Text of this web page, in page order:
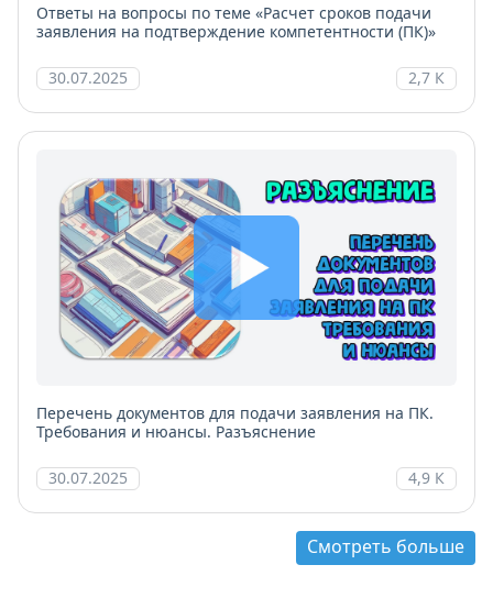
Ответы на вопросы по теме «Расчет сроков подачи
заявления на подтверждение компетентности (ПК)»
30.07.2025 2,7 К
Перечень документов для подачи заявления на ПК.
Требования и нюансы. Разъяснение
30.07.2025 4,9 К
Смотреть больше